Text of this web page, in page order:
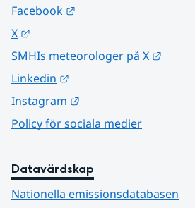
Facebook
X
SMHIs meteorologer på X
Linkedin
Instagram
Policy för sociala medier
Datavärdskap
Nationella emissionsdatabasen